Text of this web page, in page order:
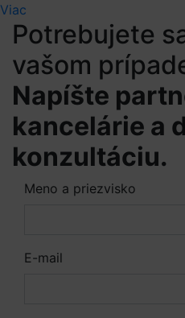
Viac
Potrebujete
vašom
Napíšte
kancelárie a
konzultáciu.
Meno a priezvisko
E-mail